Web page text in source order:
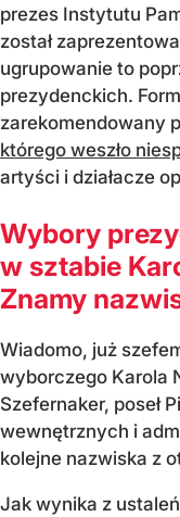
prezes Instytutu
został
ugrupowanie to
prezydenckich.
zarekomendowany
którego weszło
artyści i działacze
Wybory
w sztabie
Znamy
Wiadomo, już
wyborczego Karola
Szefernaker, poseł
wewnętrznych i
kolejne nazwiska z
Jak wynika z